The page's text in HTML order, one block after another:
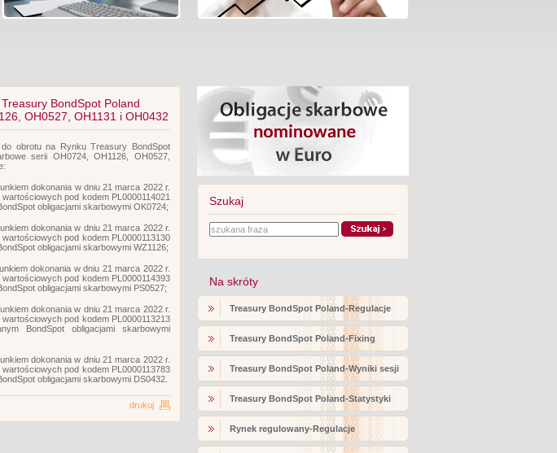
BondSpot Poland
OH0527, OH1131 i OH0432
obrotu na Rynku Treasury BondSpot
serii OH0724, OH1126, OH0527,
dokonania w dniu 21 marca 2022 r.
pod kodem PL0000114021
obligacjami skarbowymi OK0724;
dokonania w dniu 21 marca 2022 r.
pod kodem PL0000113130
obligacjami skarbowymi WZ1126;
dokonania w dniu 21 marca 2022 r.
pod kodem PL0000114393
obligacjami skarbowymi PS0527;
dokonania w dniu 21 marca 2022 r.
pod kodem PL0000113213
BondSpot obligacjami skarbowymi
dokonania w dniu 21 marca 2022 r.
pod kodem PL0000113783
obligacjami skarbowymi DS0432.
drukuj
Szukaj
Na skróty
Treasury BondSpot Poland-Regulacje
Treasury BondSpot Poland-Fixing
Treasury BondSpot Poland-Wyniki sesji
Treasury BondSpot Poland-Statystyki
Rynek regulowany-Regulacje